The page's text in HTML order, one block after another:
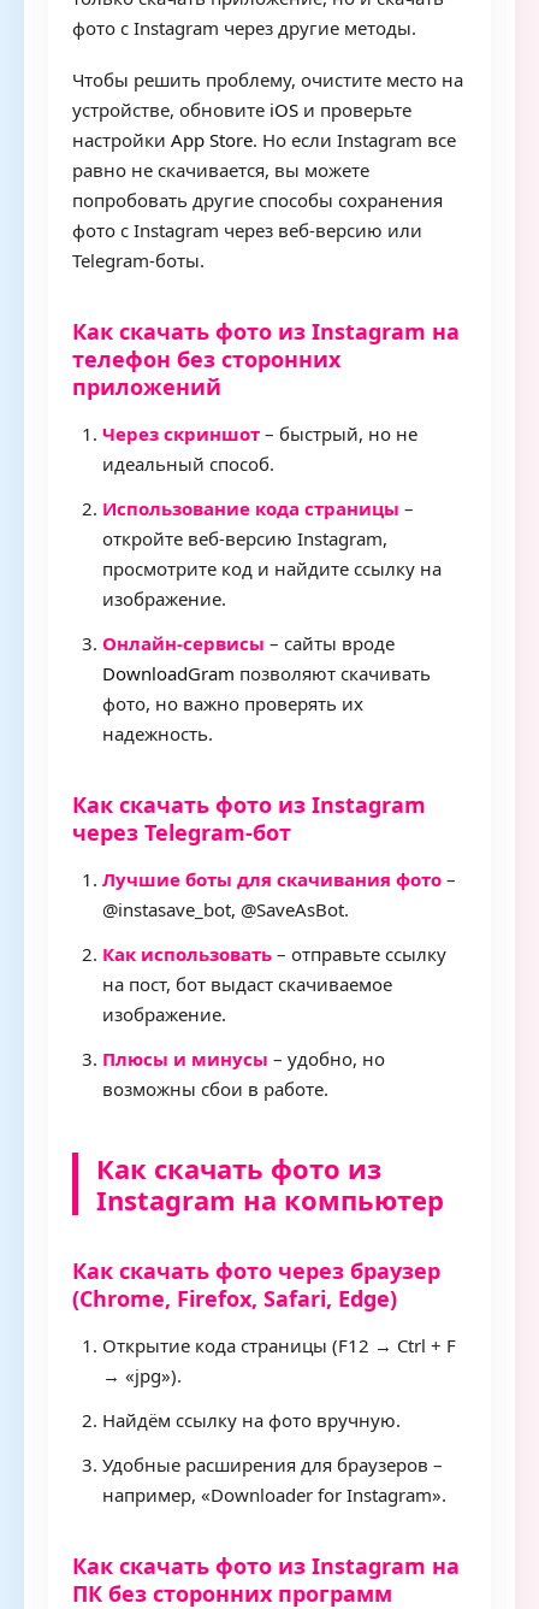
фото с Instagram через другие методы.
Чтобы решить проблему, очистите место на
устройстве, обновите iOS и проверьте
настройки App Store. Но если Instagram все
равно не скачивается, вы можете
попробовать другие способы сохранения
фото с Instagram через веб-версию или
Telegram-боты.
Как скачать фото из Instagram на
телефон без сторонних
приложений
Через скриншот – быстрый, но не
идеальный способ.
Использование кода страницы –
откройте веб-версию Instagram,
просмотрите код и найдите ссылку на
изображение.
Онлайн-сервисы – сайты вроде
DownloadGram позволяют скачивать
фото, но важно проверять их
надежность.
Как скачать фото из Instagram
через Telegram-бот
Лучшие боты для скачивания фото –
@instasave_bot, @SaveAsBot.
Как использовать – отправьте ссылку
на пост, бот выдаст скачиваемое
изображение.
Плюсы и минусы – удобно, но
возможны сбои в работе.
Как скачать фото из
Instagram на компьютер
Как скачать фото через браузер
(Chrome, Firefox, Safari, Edge)
Открытие кода страницы (F12 → Ctrl + F
→ «jpg»).
Найдём ссылку на фото вручную.
Удобные расширения для браузеров –
например, «Downloader for Instagram».
Как скачать фото из Instagram на
ПК без сторонних программ